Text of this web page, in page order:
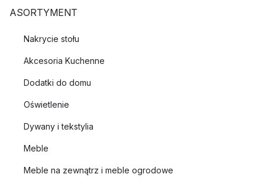
ASORTYMENT
Nakrycie stołu
Akcesoria Kuchenne
Dodatki do domu
Oświetlenie
Dywany i tekstylia
Meble
Meble na zewnątrz i meble ogrodowe